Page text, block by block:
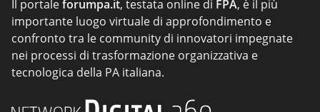
Il portaleforumpa.it, testata online di FPA, è il più
importante luogo virtuale di approfondimento e
confronto tra le community di innovatori impegnate
nei processi di trasformazione organizzativa e
tecnologica della PA italiana.